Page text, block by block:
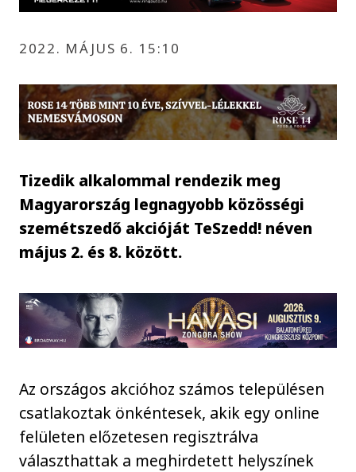
2022. MÁJUS 6. 15:10
Tizedik alkalommal rendezik meg
Magyarország legnagyobb közösségi
szemétszedő akcióját TeSzedd! néven
május 2. és 8. között.
Az országos akcióhoz számos településen
csatlakoztak önkéntesek, akik egy online
felületen előzetesen regisztrálva
választhattak a meghirdetett helyszínek